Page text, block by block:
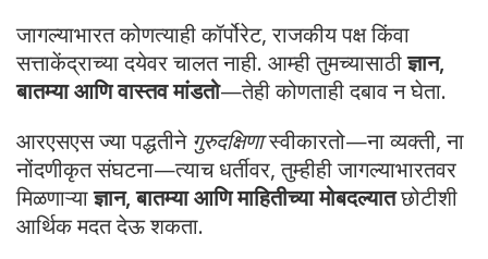
जागल्याभारत कोणत्याही कॉर्पोरेट, राजकीय पक्ष किंवा
सत्ताकेंद्राच्या दयेवर चालत नाही. आम्ही तुमच्यासाठीज्ञान,
बातम्या आणि वास्तव मांडतो—तेही कोणताही दबाव न घेता.
आरएसएस ज्या पद्धतीने गुरुदक्षिणास्वीकारतो—ना व्यक्ती, ना
नोंदणीकृत संघटना—त्याच धर्तीवर, तुम्हीही जागल्याभारतवर
मिळणाऱ्याज्ञान, बातम्या आणि माहितीच्या मोबदल्यातछोटीशी
आर्थिक मदत देऊ शकता.